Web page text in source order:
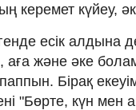
керемет күйеу,
есік
және әке
Бірақ
"Бөрте, күн мен